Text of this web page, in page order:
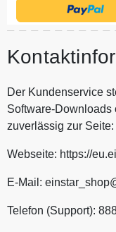
Der Kundenservice
Software-Downloads
zuverlässig zur Seite:
Webseite: https://
E-Mail:
Telefon (Support):